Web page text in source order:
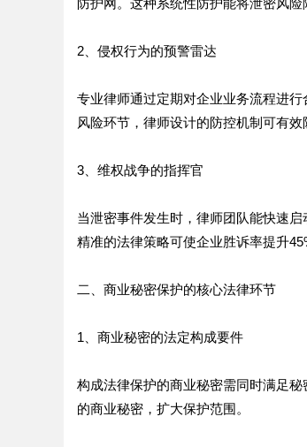
防护网。这种系统性防护能将泄密风险
2、侵权行为的预警雷达
专业律师通过定期对企业业务流程进
风险环节，律师设计的防控机制可有效
3、维权战争的指挥官
当泄密事件发生时，律师团队能快速
精准的法律策略可使企业胜诉率提升
二、商业秘密保护的核心法律环节
1、商业秘密的法定构成要件
构成法律保护的商业秘密需同时满足
的商业秘密，扩大保护范围。